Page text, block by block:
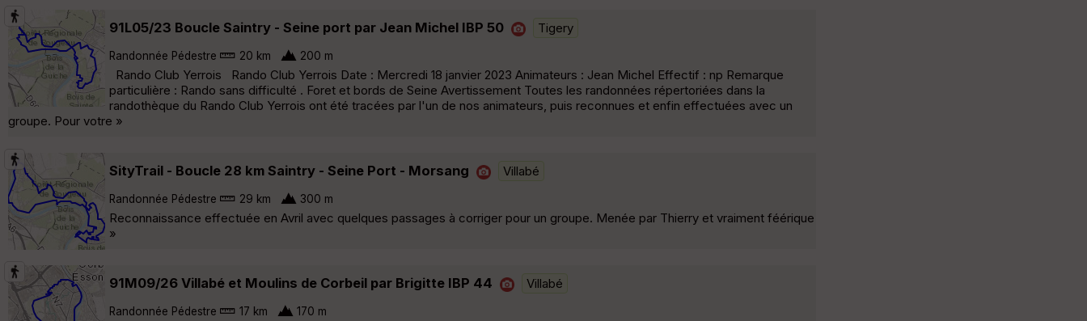
91L05/23 Boucle Saintry - Seine port par Jean Michel IBP 50 Tigery
Randonnée Pédestre 20 km 200 m
Rando Club Yerrois Rando Club Yerrois Date : Mercredi 18 janvier 2023 Animateurs : Jean Michel Effectif : np Remarque
particulière : Rando sans difficulté . Foret et bords de Seine Avertissement Toutes les randonnées répertoriées dans la
randothèque du Rando Club Yerrois ont été tracées par l'un de nos animateurs, puis reconnues et enfin effectuées avec un
groupe. Pour votre »
SityTrail - Boucle 28 km Saintry - Seine Port - Morsang Villabé
Randonnée Pédestre 29 km 300 m
Reconnaissance effectuée en Avril avec quelques passages à corriger pour un groupe. Menée par Thierry et vraiment féérique
»
91M09/26 Villabé et Moulins de Corbeil par Brigitte IBP 44 Villabé
Randonnée Pédestre 17 km 170 m